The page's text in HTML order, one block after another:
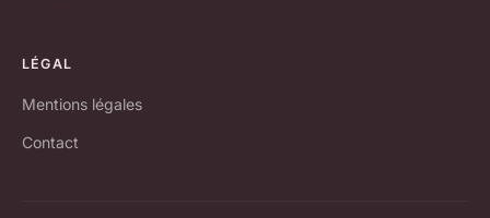
LÉGAL
Mentions légales
Contact